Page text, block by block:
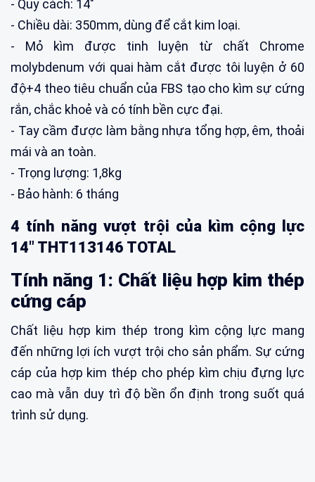
- Quy cách: 14"
- Chiều dài: 350mm, dùng để cắt kim loại.
- Mỏ kìm được tinh luyện từ chất Chrome
molybdenum với quai hàm cắt được tôi luyện ở 60
độ+4 theo tiêu chuẩn của FBS tạo cho kìm sự cứng
rắn, chắc khoẻ và có tính bền cực đại.
- Tay cầm được làm bằng nhựa tổng hợp, êm, thoải
mái và an toàn.
- Trọng lượng: 1,8kg
- Bảo hành: 6 tháng
4 tính năng vượt trội của kìm cộng lực
14" THT113146 TOTAL
Tính năng 1: Chất liệu hợp kim thép
cứng cáp
Chất liệu hợp kim thép trong kìm cộng lực mang
đến những lợi ích vượt trội cho sản phẩm. Sự cứng
cáp của hợp kim thép cho phép kìm chịu đựng lực
cao mà vẫn duy trì độ bền ổn định trong suốt quá
trình sử dụng.